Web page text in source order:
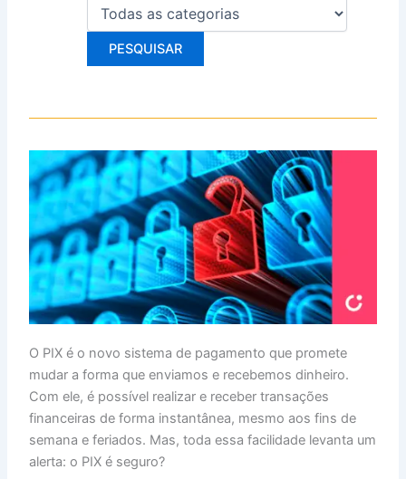
O PIX é o novo sistema de pagamento que promete
mudar a forma que enviamos e recebemos dinheiro.
Com ele, é possível realizar e receber transações
financeiras de forma instantânea, mesmo aos fins de
semana e feriados. Mas, toda essa facilidade levanta um
alerta: o PIX é seguro?